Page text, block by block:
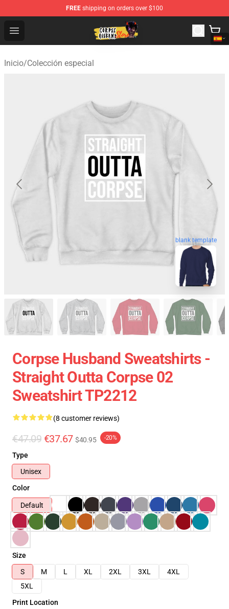
FREE shipping on orders over $100
Open menu
Corpse Husband Shop - Official Corpse Husband
Inicio/Colección especial
blank template
Corpse Husband Sweatshirts -
Straight Outta Corpse 02
Sweatshirt TP2212
(8 customer reviews)
€47.09 €37.67 $40.95 -20%
Type
Unisex
Color
Default
Size
S
M L XL 2XL 3XL
4XL
5XL
Print Location